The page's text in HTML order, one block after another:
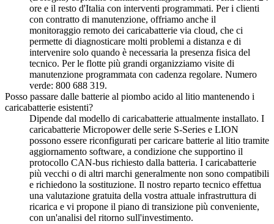
ore e il resto d'Italia con interventi programmati. Per i clienti
con contratto di manutenzione, offriamo anche il
monitoraggio remoto dei caricabatterie via cloud, che ci
permette di diagnosticare molti problemi a distanza e di
intervenire solo quando è necessaria la presenza fisica del
tecnico. Per le flotte più grandi organizziamo visite di
manutenzione programmata con cadenza regolare. Numero
verde: 800 688 319.
Posso passare dalle batterie al piombo acido al litio mantenendo i
caricabatterie esistenti?
Dipende dal modello di caricabatterie attualmente installato. I
caricabatterie Micropower delle serie S-Series e LION
possono essere riconfigurati per caricare batterie al litio tramite
aggiornamento software, a condizione che supportino il
protocollo CAN-bus richiesto dalla batteria. I caricabatterie
più vecchi o di altri marchi generalmente non sono compatibili
e richiedono la sostituzione. Il nostro reparto tecnico effettua
una valutazione gratuita della vostra attuale infrastruttura di
ricarica e vi propone il piano di transizione più conveniente,
con un'analisi del ritorno sull'investimento.